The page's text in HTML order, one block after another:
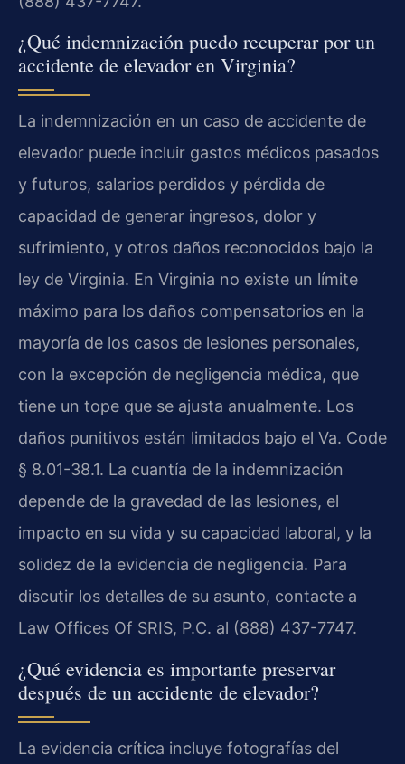
¿Qué indemnización puedo recuperar por un
accidente de elevador en Virginia?
La indemnización en un caso de accidente de
elevador puede incluir gastos médicos pasados
y futuros, salarios perdidos y pérdida de
capacidad de generar ingresos, dolor y
sufrimiento, y otros daños reconocidos bajo la
ley de Virginia. En Virginia no existe un límite
máximo para los daños compensatorios en la
mayoría de los casos de lesiones personales,
con la excepción de negligencia médica, que
tiene un tope que se ajusta anualmente. Los
daños punitivos están limitados bajo el Va. Code
§ 8.01-38.1. La cuantía de la indemnización
depende de la gravedad de las lesiones, el
impacto en su vida y su capacidad laboral, y la
solidez de la evidencia de negligencia. Para
discutir los detalles de su asunto, contacte a
Law Offices Of SRIS, P.C. al (888) 437-7747.
¿Qué evidencia es importante preservar
después de un accidente de elevador?
La evidencia crítica incluye fotografías del